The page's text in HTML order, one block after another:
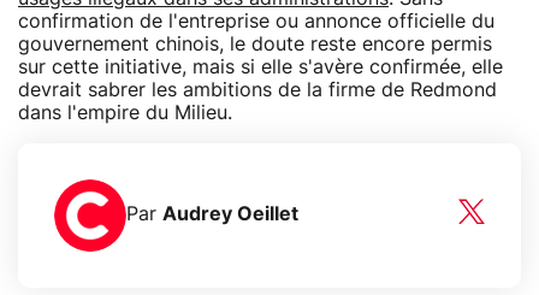
confirmation de l'entreprise ou annonce officielle du
gouvernement chinois, le doute reste encore permis
sur cette initiative, mais si elle s'avère confirmée, elle
devrait sabrer les ambitions de la firme de Redmond
dans l'empire du Milieu.
Par Audrey Oeillet